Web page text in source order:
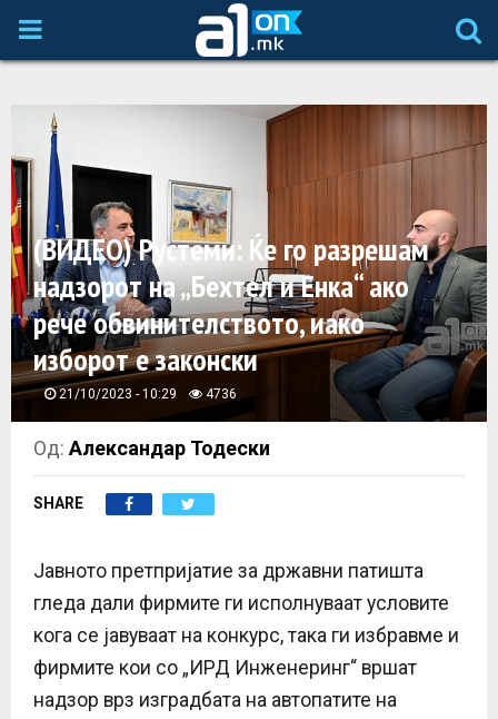
P
I
M
A
R
Y
M
E
N
U
(ВИДЕО) Рустеми: Ќе го разрешам
надзорот на „Бехтел и Енка“ ако
рече обвинителството, иако
изборот е законски
21/10/2023 - 10:29 4736
Од:Александар Тодески
SHARE
Јавното претпријатие за државни патишта
гледа дали фирмите ги исполнуваат условите
кога се јавуваат на конкурс, така ги избравме и
фирмите кои со „ИРД Инженеринг“ вршат
надзор врз изградбата на автопатите на